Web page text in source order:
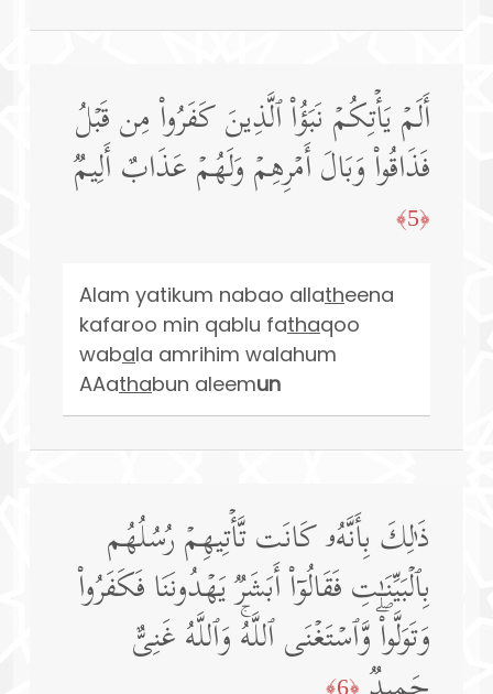
أَلَمۡ یَأۡتِكُمۡ نَبَؤُا۟ ٱلَّذِینَ كَفَرُوا۟ مِن قَبۡلُ
فَذَاقُوا۟ وَبَالَ أَمۡرِهِمۡ وَلَهُمۡ عَذَابٌ أَلِیمࣱ
﴿5﴾
Alam yatikum nabao allatheena
kafaroo min qablu fathaqoo
wabala amrihim walahum
AAathabun aleemun
ذَ ٰ⁠لِكَ بِأَنَّهُۥ كَانَت تَّأۡتِیهِمۡ رُسُلُهُم
بِٱلۡبَیِّنَـٰتِ فَقَالُوۤا۟ أَبَشَرࣱ یَهۡدُونَنَا فَكَفَرُوا۟
وَتَوَلَّوا۟ۖ وَّٱسۡتَغۡنَى ٱللَّهُۚ وَٱللَّهُ غَنِیٌّ
﴿6﴾